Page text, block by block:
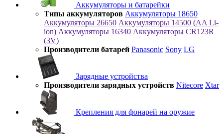
Аккумуляторы и батарейки
Типы аккумуляторов Аккумуляторы 18650
Аккумуляторы 26650 Аккумуляторы 14500 (AA Li-
ion) Аккумуляторы 16340 Аккумуляторы CR123R
(3V)
Производители батарей Panasonic Sony LG
Зарядные устройства
Производители зарядных устройств Nitecore Xtar
Крепления для фонарей на оружие